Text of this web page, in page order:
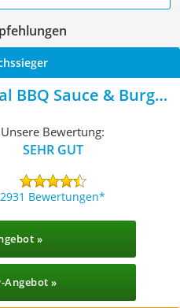
BBQ Sauce & Burger
Unsere Bewertung:
SEHR GUT
2931 Bewertungen
»
Angebot »